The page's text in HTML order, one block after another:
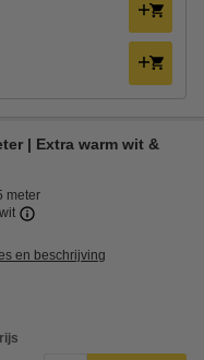
| Extra warm wit &
meter
en beschrijving